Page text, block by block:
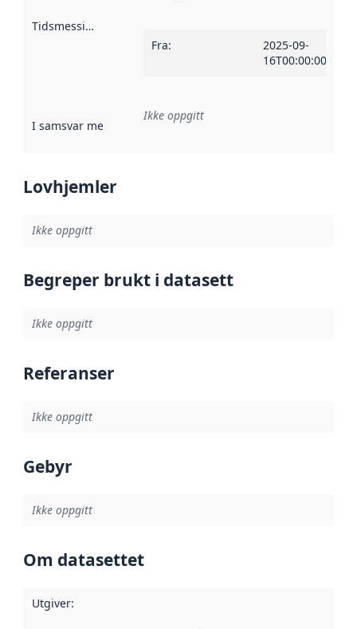
Tidsmessig avgrensning
Fra:
2025-09-
16T00:00:00Z
I samsvar med Referanse til en implementasjonsregel
Ikke oppgitt
Lovhjemler
Ikke oppgitt
Begreper brukt i datasett
Ikke oppgitt
Referanser
Ikke oppgitt
Gebyr
Ikke oppgitt
Om datasettet
Utgiver: